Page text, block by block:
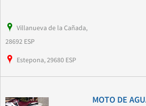
Villanueva de la Cañada,
28692 ESP
Estepona, 29680 ESP
MOTO DE